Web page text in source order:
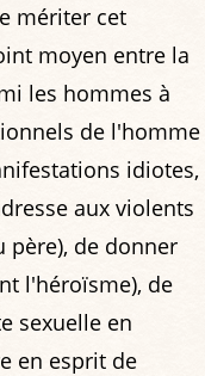
mériter cet
moyen entre la
les hommes à
de l'homme
idiotes,
aux violents
père), de donner
l'héroïsme), de
sexuelle en
en esprit de